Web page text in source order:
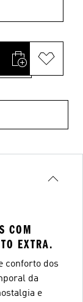
COM
EXTRA.
conforto dos
da
e